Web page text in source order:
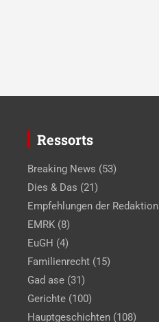
Ressorts
Breaking News (53)
Dies & Das (21)
Empfehlungen der Redaktion
EMRK (8)
EuGH (4)
Familienrecht (15)
Gad ase (31)
Gerichte (100)
Hauptgeschichten (108)